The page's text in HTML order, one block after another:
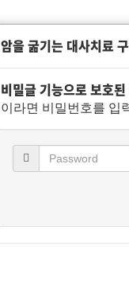
암을 굶기는 대사치료
비밀글 기능으로 보호
이라면 비밀번호를 입